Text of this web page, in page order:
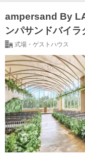
ampersand By
ンパサンドバイ
式場・ゲストハウス